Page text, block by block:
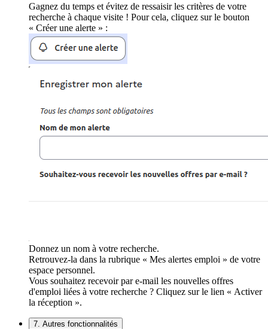
Gagnez du temps et évitez de ressaisir les critères de votre
recherche à chaque visite ! Pour cela, cliquez sur le bouton
« Créer une alerte » :
Donnez un nom à votre recherche.
Retrouvez-la dans la rubrique « Mes alertes emploi » de votre
espace personnel.
Vous souhaitez recevoir par e-mail les nouvelles offres
d'emploi liées à votre recherche ? Cliquez sur le lien « Activer
la réception ».
7. Autres fonctionnalités